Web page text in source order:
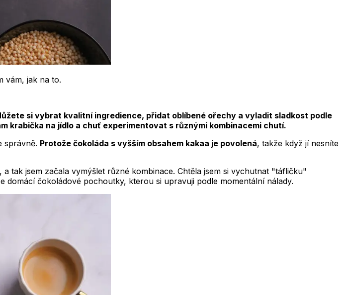
vám, jak na to.
si vybrat kvalitní ingredience, přidat oblíbené ořechy a vyladit sladkost podle
krabička na jídlo a chuť experimentovat s různými kombinacemi chutí.
správně. Protože čokoláda s vyšším obsahem kakaa je povolená, takže když jí nesníte
tak jsem začala vymýšlet různé kombinace. Chtěla jsem si vychutnat "táfličku"
čokoládové pochoutky, kterou si upravuji podle momentální nálady.